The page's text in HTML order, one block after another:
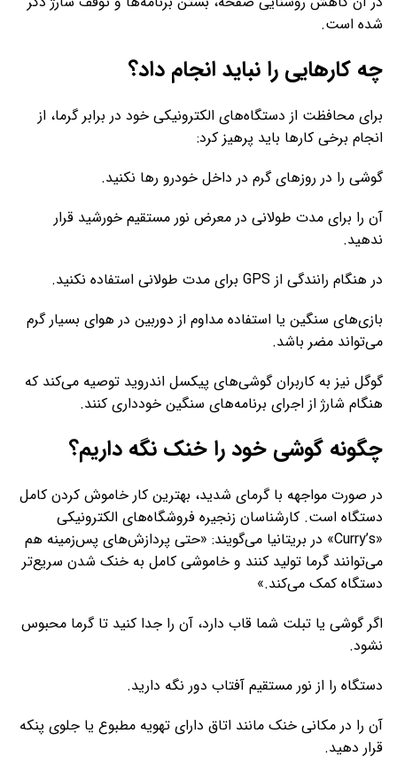
شده است.
چه کارهایی را نباید انجام داد؟
برای محافظت از دستگاه‌های الکترونیکی خود در برابر گرما، از
انجام برخی کارها باید پرهیز کرد:
گوشی را در روزهای گرم در داخل خودرو رها نکنید.
آن را برای مدت طولانی در معرض نور مستقیم خورشید قرار
ندهید.
در هنگام رانندگی از GPS برای مدت طولانی استفاده نکنید.
بازی‌های سنگین یا استفاده مداوم از دوربین در هوای بسیار گرم
می‌تواند مضر باشد.
گوگل نیز به کاربران گوشی‌های پیکسل اندروید توصیه می‌کند که
هنگام شارژ از اجرای برنامه‌های سنگین خودداری کنند.
چگونه گوشی خود را خنک نگه داریم؟
در صورت مواجهه با گرمای شدید، بهترین کار خاموش کردن کامل
دستگاه است. کارشناسان زنجیره فروشگاه‌های الکترونیکی
«Curry’s» در بریتانیا می‌گویند: «حتی پردازش‌های پس‌زمینه هم
می‌توانند گرما تولید کنند و خاموشی کامل به خنک شدن سریع‌تر
دستگاه کمک می‌کند.»
اگر گوشی یا تبلت شما قاب دارد، آن را جدا کنید تا گرما محبوس
نشود.
دستگاه را از نور مستقیم آفتاب دور نگه دارید.
آن را در مکانی خنک مانند اتاق دارای تهویه مطبوع یا جلوی پنکه
قرار دهید.